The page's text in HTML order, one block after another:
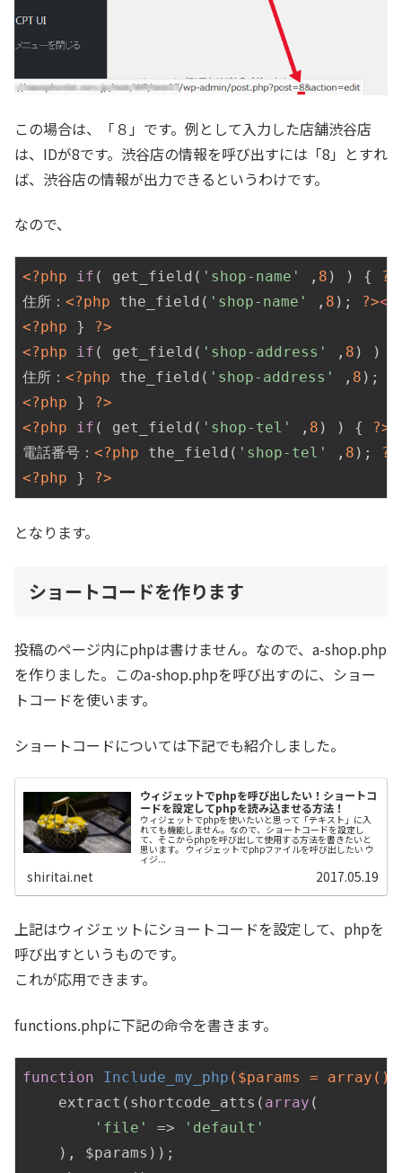
この場合は、「８」です。例として入力した店舗渋谷店
は、IDが8です。渋谷店の情報を呼び出すには「8」とすれ
ば、渋谷店の情報が出力できるというわけです。
なので、
<?php if ( get_field( 'shop-name' , 8 ) ) {
?>
住所： <?php the_field( 'shop-name' , 8 ); ?><
<?php }
?>
<?php
if ( get_field( 'shop-address' , 8 ) )
住所： <?php the_field( 'shop-address' , 8 );
<?php }
?>
<?php
if ( get_field( 'shop-tel' , 8 ) ) {
?>
電話番号： <?php the_field( 'shop-tel' , 8 );
?>
<?php } ?>
となります。
ショートコードを作ります
投稿のページ内にphpは書けません。なので、a-shop.php
を作りました。このa-shop.phpを呼び出すのに、ショー
トコードを使います。
ショートコードについては下記でも紹介しました。
ウィジェットでphpを呼び出したい！ショートコ
ードを設定してphpを読み込ませる方法！
ウィジェットでphpを使いたいと思って「テキスト」に入
れても機能しません。なので、ショートコードを設定し
て、そこからphpを呼び出して使用する方法を書きたいと
思います。 ウィジェットでphpファイルを呼び出したい ウ
ィジ...
shiritai.net 2017.05.19
上記はウィジェットにショートコードを設定して、phpを
呼び出すというものです。
これが応用できます。
functions.phpに下記の命令を書きます。
function Include_my_php ($params = array ()
    extract(shortcode_atts(
array (
'file'
=>
'default'
    ), $params));